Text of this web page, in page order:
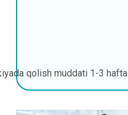
qolish muddati 1-3 hafta